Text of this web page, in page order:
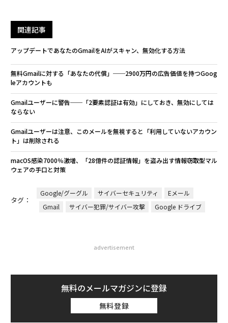
関連記事
アップデートであなたのGmailをAIがスキャン、無効化する方法
無料Gmailに対する「あなたの代償」──2900万円の広告価値を持つGoog
leアカウントも
Gmailユーザーに警告──「2要素認証は有効」にしておき、無効にしては
ならない
Gmailユーザーは注意、このメールを無視すると「利用していないアカウン
ト」は削除される
macOS感染7000％激増、「28億件の認証情報」を盗み出す情報窃取型マル
ウェアの手口と対策
タグ：
Google/グーグル サイバーセキュリティ
Eメール
Gmail
サイバー犯罪/サイバー攻撃 Google ドライブ
advertisement
無料のメールマガジンに登録
無料登録